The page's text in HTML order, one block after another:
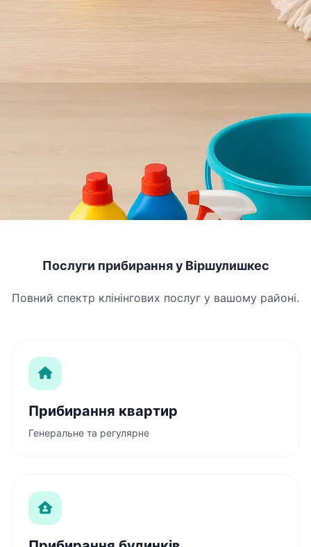
Послуги прибирання у Віршулишкес
Повний спектр клінінгових послуг у вашому районі.
Прибирання квартир
Генеральне та регулярне